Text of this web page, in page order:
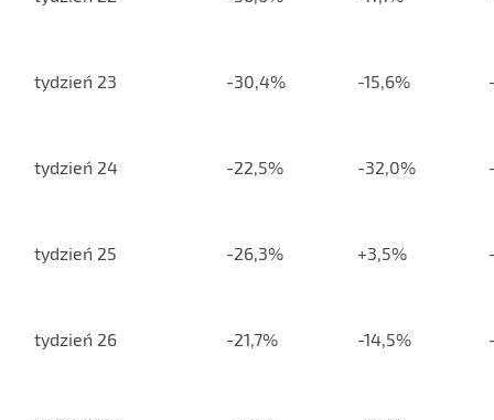
tydzień 23 -30,4% -15,6%
tydzień 24 -22,5% -32,0%
tydzień 25 -26,3% +3,5%
tydzień 26 -21,7% -14,5%